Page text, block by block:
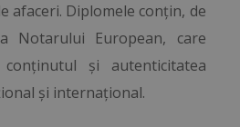
afaceri. Diplomele conțin, de
Notarului European, care
și autenticitatea
și internațional.